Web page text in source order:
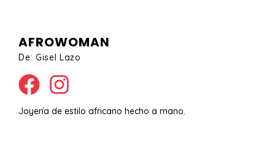
AFROWOMAN
De: Gisel Lazo
Joyería de estilo africano hecho a mano.